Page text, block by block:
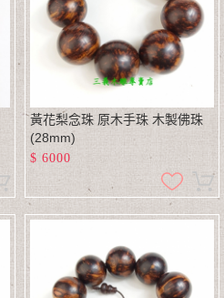
黃花梨念珠 原木手珠 木製佛珠
(28mm)
$ 6000